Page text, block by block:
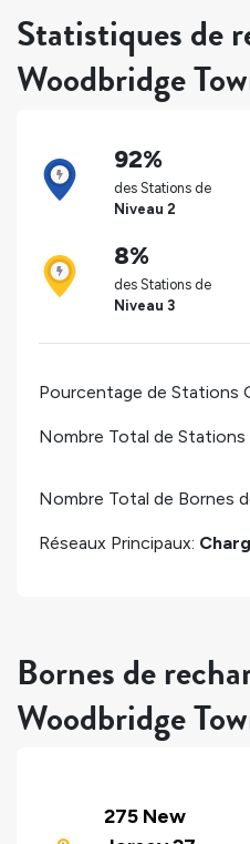
Statistiques de
Woodbridge
92%
des Stations de
Niveau 2
8%
des Stations de
Niveau 3
Pourcentage de Stations
Nombre Total de
Nombre Total de Bornes
Réseaux Principaux:
Bornes de
Woodbridge
275 New